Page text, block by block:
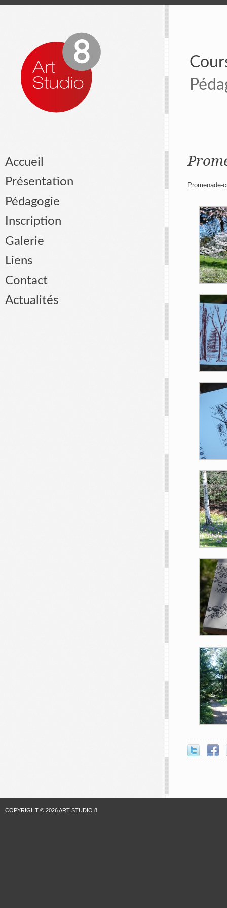
Promenade-
Accueil
Présentation
Pédagogie
Inscription
Galerie
Liens
Contact
Actualités
COPYRIGHT © 2026 ART STUDIO 8